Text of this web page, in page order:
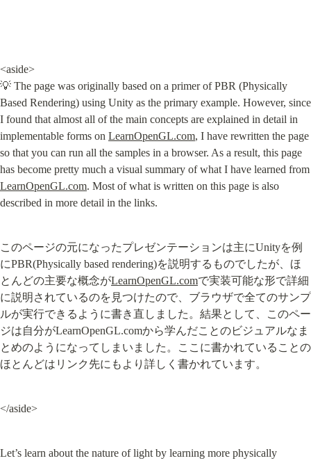
<aside>
💡 The page was originally based on a primer of PBR (Physically
Based Rendering) using Unity as the primary example. However, since
I found that almost all of the main concepts are explained in detail in
implementable forms on LearnOpenGL.com, I have rewritten the page
so that you can run all the samples in a browser. As a result, this page
LearnOpenGL.com. Most of what is written on this page is also
described in more detail in the links.
このページの元になったプレゼンテーションは主にUnityを例
にPBR(Physically based rendering)を説明するものでしたが、ほ
とんどの主要な概念がLearnOpenGL.comで実装可能な形で詳細
に説明されているのを見つけたので、ブラウザで全てのサンプ
ルが実行できるように書き直しました。結果として、このペー
ジは自分がLearnOpenGL.comから学んだことのビジュアルなま
とめのようになってしまいました。ここに書かれていることの
ほとんどはリンク先にもより詳しく書かれています。
</aside>
Let’s learn about the nature of light by learning more physically